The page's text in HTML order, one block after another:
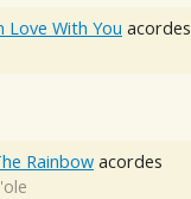
Love With You acordes
Rainbow acordes